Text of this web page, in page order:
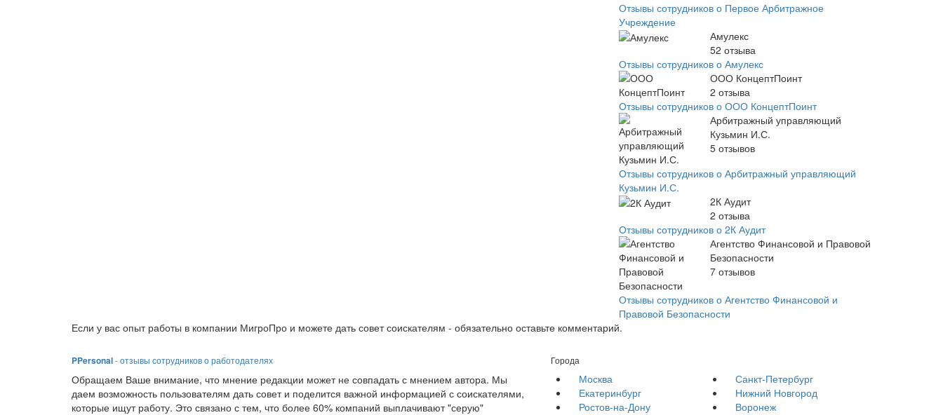
Отзывы сотрудников о Первое Арбитражное
Учреждение
Амулекс
52 отзыва
Отзывы сотрудников о Амулекс
ООО КонцептПоинт
2 отзыва
Отзывы сотрудников о ООО КонцептПоинт
Арбитражный управляющий
Кузьмин И.С.
5 отзывов
Отзывы сотрудников о Арбитражный управляющий
Кузьмин И.С.
2К Аудит
2 отзыва
Отзывы сотрудников о 2К Аудит
Агентство Финансовой и Правовой
Безопасности
7 отзывов
Отзывы сотрудников о Агентство Финансовой и
Правовой Безопасности
Если у вас опыт работы в компании МигроПро и можете дать совет соискателям - обязательно оставьте комментарий.
PPersonal- отзывы сотрудников о работодателях
Обращаем Ваше внимание, что мнение редакции может не совпадать с мнением автора. Мы
даем возможность пользователям дать совет и поделится важной информацией с соискателями,
которые ищут работу. Это связано с тем, что более 60% компаний выплачивают "серую"
Города
Москва
Санкт-Петербург
Екатеринбург
Нижний Новгород
Ростов-на-Дону
Воронеж